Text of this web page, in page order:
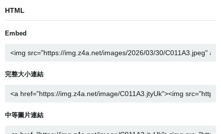
HTML
Embed
完整大小連結
中等圖片連結